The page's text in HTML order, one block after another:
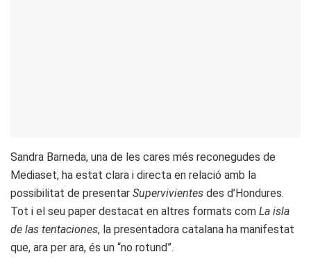
Sandra Barneda, una de les cares més reconegudes de
Mediaset, ha estat clara i directa en relació amb la
possibilitat de presentar Supervivientes des d’Hondures.
Tot i el seu paper destacat en altres formats com La isla
de las tentaciones, la presentadora catalana ha manifestat
que, ara per ara, és un “no rotund”.